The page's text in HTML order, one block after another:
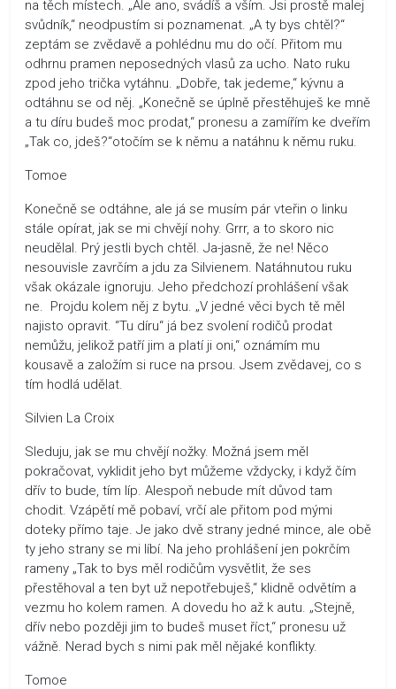
na těch místech. „Ale ano, svádíš a vším. Jsi prostě malej
svůdník,“ neodpustím si poznamenat. „A ty bys chtěl?“
zeptám se zvědavě a pohlédnu mu do očí. Přitom mu
odhrnu pramen neposedných vlasů za ucho. Nato ruku
zpod jeho trička vytáhnu. „Dobře, tak jedeme,“ kývnu a
odtáhnu se od něj. „Konečně se úplně přestěhuješ ke mně
a tu díru budeš moc prodat,“ pronesu a zamířím ke dveřím
„Tak co, jdeš?“otočím se k němu a natáhnu k němu ruku.
Tomoe
Konečně se odtáhne, ale já se musím pár vteřin o linku
stále opírat, jak se mi chvějí nohy. Grrr, a to skoro nic
neudělal. Prý jestli bych chtěl. Ja-jasně, že ne! Něco
nesouvisle zavrčím a jdu za Silvienem. Natáhnutou ruku
však okázale ignoruju. Jeho předchozí prohlášení však
ne. Projdu kolem něj z bytu. „V jedné věci bych tě měl
najisto opravit. “Tu díru“ já bez svolení rodičů prodat
nemůžu, jelikož patří jim a platí ji oni,“ oznámím mu
kousavě a založím si ruce na prsou. Jsem zvědavej, co s
tím hodlá udělat.
Silvien La Croix
Sleduju, jak se mu chvějí nožky. Možná jsem měl
pokračovat, vyklidit jeho byt můžeme vždycky, i když čím
dřív to bude, tím líp. Alespoň nebude mít důvod tam
chodit. Vzápětí mě pobaví, vrčí ale přitom pod mými
doteky přímo taje. Je jako dvě strany jedné mince, ale obě
ty jeho strany se mi líbí. Na jeho prohlášení jen pokrčím
rameny „Tak to bys měl rodičům vysvětlit, že ses
přestěhoval a ten byt už nepotřebuješ,“ klidně odvětím a
vezmu ho kolem ramen. A dovedu ho až k autu. „Stejně,
dřív nebo později jim to budeš muset říct,“ pronesu už
vážně. Nerad bych s nimi pak měl nějaké konflikty.
Tomoe